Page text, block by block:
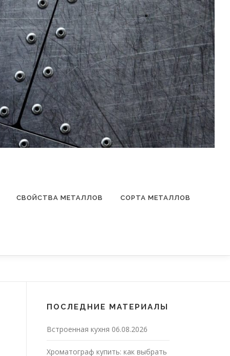
СВОЙСТВА МЕТАЛЛОВ СОРТА МЕТАЛЛОВ
ПОСЛЕДНИЕ МАТЕРИАЛЫ
Встроенная кухня 06.08.2026
Хроматограф купить: как выбрать